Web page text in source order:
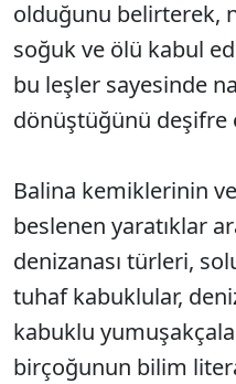
olduğunu belirterek,
soğuk ve ölü kabul
bu leşler sayesinde
dönüştüğünü deşifre
Balina kemiklerinin
beslenen yaratıklar
denizanası türleri,
tuhaf kabuklular,
kabuklu
birçoğunun bilim